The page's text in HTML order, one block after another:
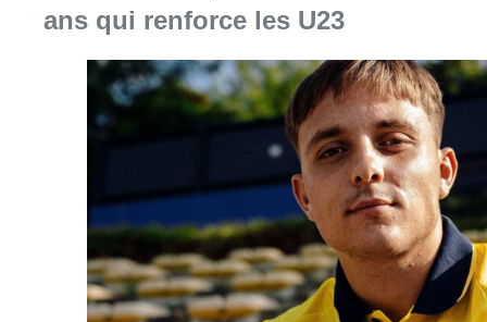
ans qui renforce les U23